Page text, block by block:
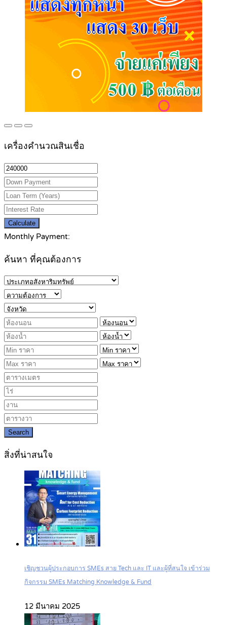
เครื่องคำนวณสินเชื่อ
Calculate
Monthly Payment:
ค้นหา ที่คุณต้องการ
Search
สิ่งที่น่าสนใจ
เชิญชวนผู้ประกอบการ SMEs สาย Tech และ IT และผู้ที่สนใจ เข้าร่วม
กิจกรรม SMEs Matching Knowledge & Fund
12 มีนาคม 2025